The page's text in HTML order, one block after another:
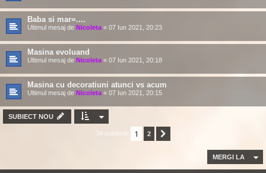
Baba si mar=....
Ultimul mesaj de Nicoleta « 07 Iun 2021, 20:23
Masina evoluand
Ultimul mesaj de Nicoleta « 07 Iun 2021, 20:18
Masina cu decoratiuni atunci vs acum
Ultimul mesaj de Nicoleta « 07 Iun 2021, 20:15
SUBIECT NOU
34 subiecte 1 2
MERGI LA